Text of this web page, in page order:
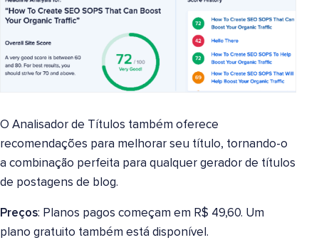
O Analisador de Títulos também oferece
recomendações para melhorar seu título, tornando-o
a combinação perfeita para qualquer gerador de títulos
de postagens de blog.
Preços: Planos pagos começam em R$ 49,60. Um
plano gratuito também está disponível.